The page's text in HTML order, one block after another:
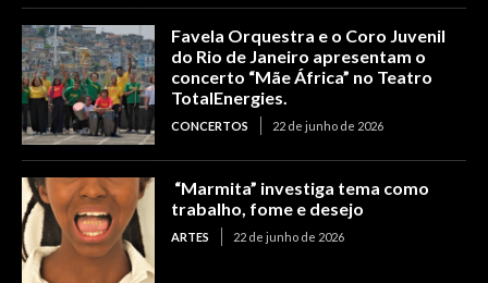
Favela Orquestra e o Coro Juvenil
do Rio de Janeiro apresentam o
concerto “Mãe África” no Teatro
TotalEnergies.
CONCERTOS 22 de junho de 2026
“Marmita” investiga tema como
trabalho, fome e desejo
ARTES 22 de junho de 2026